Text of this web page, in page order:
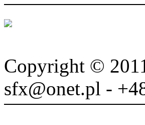
Copyright ©
sfx@onet.pl -